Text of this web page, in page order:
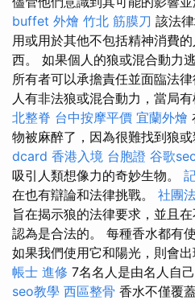
buffet 外燴 竹北 筋膜刀 該法
用或用於其他不包括精神消費
西。 如果個人的狼或混合動力
所有者可以承擔責任並面臨法律
人有非法狼或混合動力，當局
北整脊 台中按摩平價 宜蘭外燴
物被麻醉了，因為很難找到狼或
dcard 香港入境 台胞證 谷歌
吸引人類想像力的奇妙生物。
在也有辯論和法律挑戰。 社團
旨在揭示狼的法律要求，並且
認為是合法的。 每種香水都有
如果我們使用它和陽光，則會出
帳士 進修 7名名人是由名人自
seo教學 西區整骨 香水不僅覆